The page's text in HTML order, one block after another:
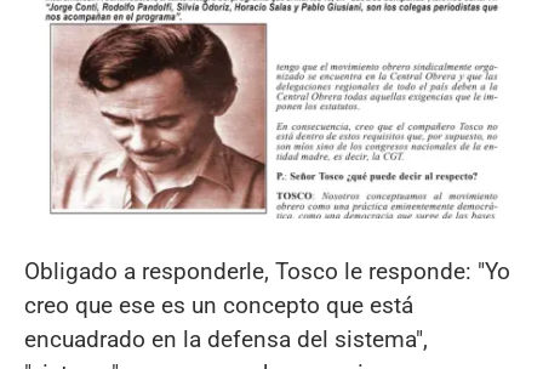
Obligado a responderle, Tosco le responde: "Yo
creo que ese es un concepto que está
encuadrado en la defensa del sistema",